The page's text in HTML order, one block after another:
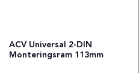
ACV Universal 2-DIN
Monteringsram 113mm